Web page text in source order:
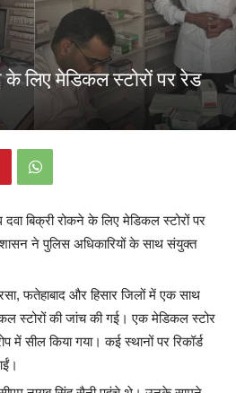
लिए मेडिकल स्टोरों पर रेड
बिक्री रोकने के लिए मेडिकल स्टोरों पर
ने पुलिस अधिकारियों के साथ संयुक्त
फतेहाबाद और हिसार जिलों में एक साथ
स्टोरों की जांच की गई। एक मेडिकल स्टोर
में सील किया गया। कई स्थानों पर रिकॉर्ड